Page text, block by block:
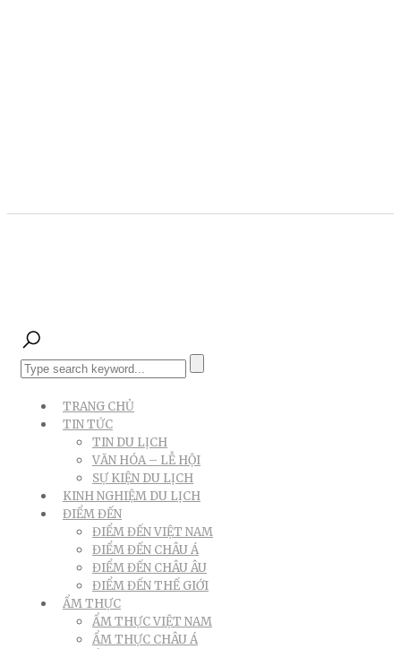
TRANG CHỦ
TIN TỨC
TIN DU LỊCH
VĂN HÓA – LỄ HỘI
SỰ KIỆN DU LỊCH
KINH NGHIỆM DU LỊCH
ĐIỂM ĐẾN
ĐIỂM ĐẾN VIỆT NAM
ĐIỂM ĐẾN CHÂU Á
ĐIỂM ĐẾN CHÂU ÂU
ĐIỂM ĐẾN THẾ GIỚI
ẨM THỰC
ẨM THỰC VIỆT NAM
ẨM THỰC CHÂU Á